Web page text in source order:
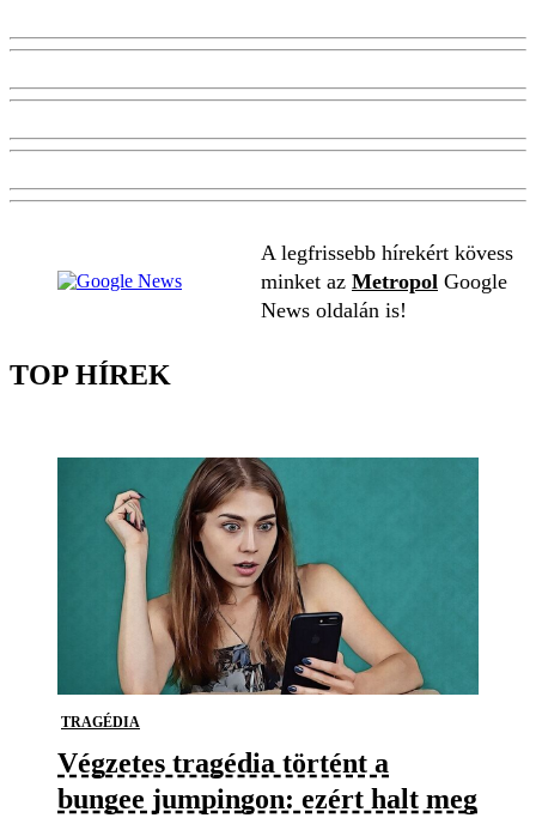
A legfrissebb hírekért kövess
minket az Metropol Google
News oldalán is!
TOP HÍREK
TRAGÉDIA
Végzetes tragédia történt a
bungee jumpingon: ezért halt meg